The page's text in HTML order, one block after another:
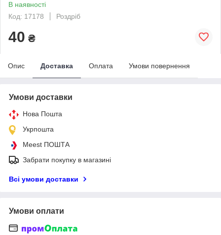
В наявності
Код: 17178
Роздріб
40 ₴
Опис Доставка Оплата Умови повернення
Умови доставки
Нова Пошта
Укрпошта
Meest ПОШТА
Забрати покупку в магазині
Всі умови доставки
Умови оплати